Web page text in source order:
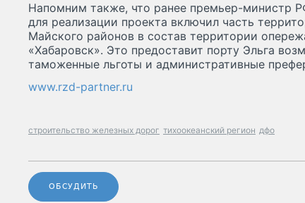
Напомним также, что ранее премьер-министр
для реализации проекта включил часть
Майского районов в состав территории
«Хабаровск». Это предоставит порту Эльга
таможенные льготы и административные
www.rzd-partner.ru
строительство железных дорог тихоокеанский регион дфо
ОБСУДИТЬ